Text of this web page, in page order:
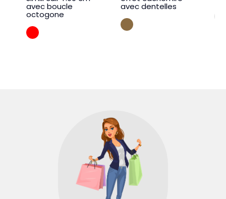
avec boucle
octogone
Rouge
avec dentelles
TAUPE